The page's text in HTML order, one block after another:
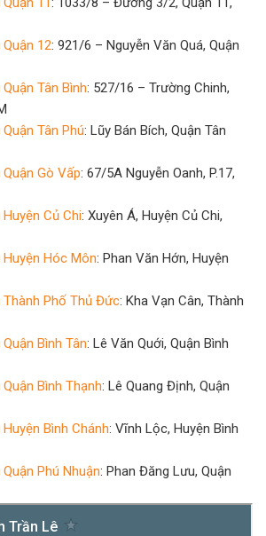
12: 921/6 – Nguyễn Văn Quá, Quận
Tân Bình: 527/16 – Trường Chinh,
Tân Phú: Lũy Bán Bích, Quận Tân
Gò Vấp: 67/5A Nguyễn Oanh, P.17,
Củ Chi: Xuyên Á, Huyện Củ Chi,
Hóc Môn: Phan Văn Hớn, Huyện
Phố Thủ Đức: Kha Vạn Cân, Thành
Bình Tân: Lê Văn Quới, Quận Bình
Bình Thạnh: Lê Quang Định, Quận
Bình Chánh: Vĩnh Lộc, Huyện Bình
Phú Nhuận: Phan Đăng Lưu, Quận